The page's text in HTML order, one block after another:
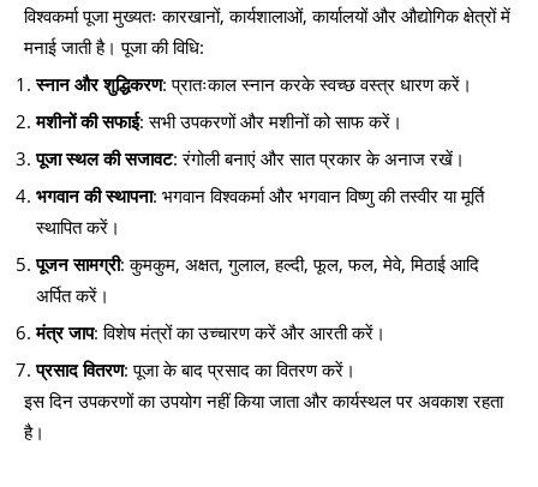
विश्वकर्मा पूजा मुख्यतः कारखानों, कार्यशालाओं, कार्यालयों और औद्योगिक क्षेत्रों में
मनाई जाती है। पूजा की विधि:
स्नान और शुद्धिकरण: प्रातःकाल स्नान करके स्वच्छ वस्त्र धारण करें।
मशीनों की सफाई: सभी उपकरणों और मशीनों को साफ करें।
पूजा स्थल की सजावट: रंगोली बनाएं और सात प्रकार के अनाज रखें।
भगवान की स्थापना: भगवान विश्वकर्मा और भगवान विष्णु की तस्वीर या मूर्ति
स्थापित करें।
पूजन सामग्री: कुमकुम, अक्षत, गुलाल, हल्दी, फूल, फल, मेवे, मिठाई आदि
अर्पित करें।
मंत्र जाप: विशेष मंत्रों का उच्चारण करें और आरती करें।
प्रसाद वितरण: पूजा के बाद प्रसाद का वितरण करें।
इस दिन उपकरणों का उपयोग नहीं किया जाता और कार्यस्थल पर अवकाश रहता
है।